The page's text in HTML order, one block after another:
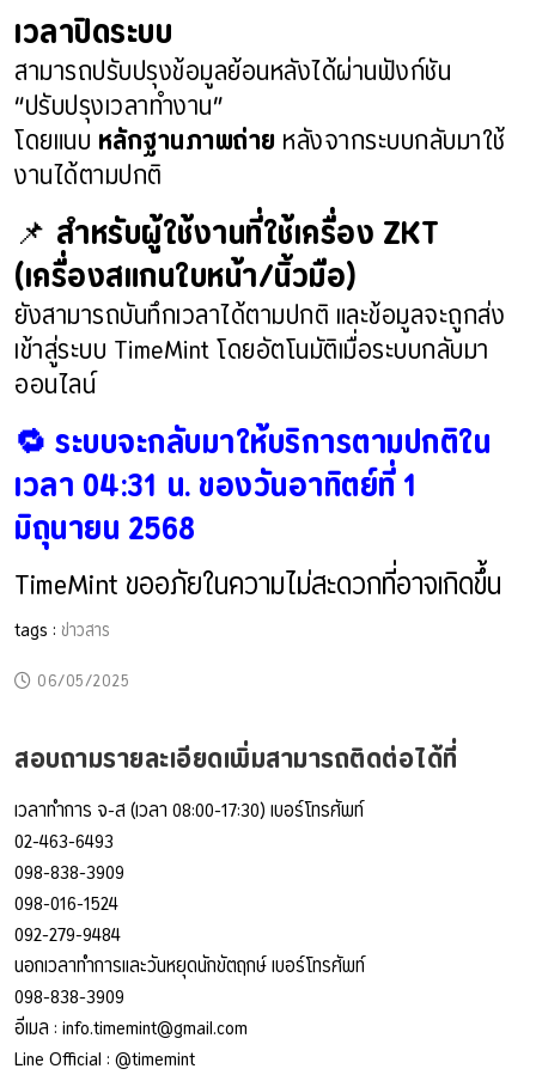
เวลาปิดระบบ
สามารถปรับปรุงข้อมูลย้อนหลังได้ผ่านฟังก์ชัน
“ปรับปรุงเวลาทำงาน”
โดยแนบหลักฐานภาพถ่ายหลังจากระบบกลับมาใช้
งานได้ตามปกติ
📌 สำหรับผู้ใช้งานที่ใช้เครื่อง ZKT
(เครื่องสแกนใบหน้า/นิ้วมือ)
ยังสามารถบันทึกเวลาได้ตามปกติ และข้อมูลจะถูกส่ง
เข้าสู่ระบบ TimeMint โดยอัตโนมัติเมื่อระบบกลับมา
ออนไลน์
🔁 ระบบจะกลับมาให้บริการตามปกติใน
เวลา 04:31 น. ของวันอาทิตย์ที่ 1
มิถุนายน 2568
TimeMint ขออภัยในความไม่สะดวกที่อาจเกิดขึ้น
tags : ข่าวสาร
06/05/2025
สอบถามรายละเอียดเพิ่มสามารถติดต่อได้ที่
เวลาทำการ จ-ส (เวลา 08:00-17:30) เบอร์โทรศัพท์
02-463-6493
098-838-3909
098-016-1524
092-279-9484
นอกเวลาทำการและวันหยุดนักขัตฤกษ์ เบอร์โทรศัพท์
098-838-3909
อีเมล :info.timemint@gmail.com
Line Official :@timemint